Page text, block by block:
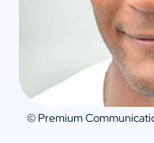
© Premium